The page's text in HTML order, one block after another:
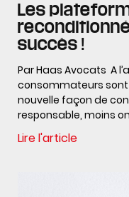
Les
succès !
Par Haas Avocats A
consommateurs sont
nouvelle façon de
responsable, moins
Lire l'article